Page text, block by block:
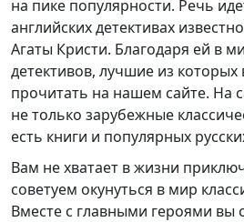
на пике популярности. Речь
английских детективах
Агаты Кристи. Благодаря ей в
детективов, лучшие из
прочитать на нашем сайте. На
не только зарубежные
есть книги и популярных
Вам не хватает в жизни
советуем окунуться в мир
Вместе с главными героями вы